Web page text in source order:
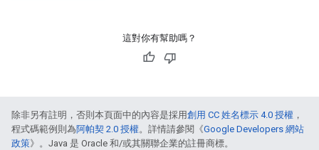
這對你有幫助嗎？
除非另有註明，否則本頁面中的內容是採用創用 CC 姓名標示 4.0 授權 ，
程式碼範例則為阿帕契 2.0 授權。詳情請參閱《Google Developers 網站
政策》。Java 是 Oracle 和/或其關聯企業的註冊商標。